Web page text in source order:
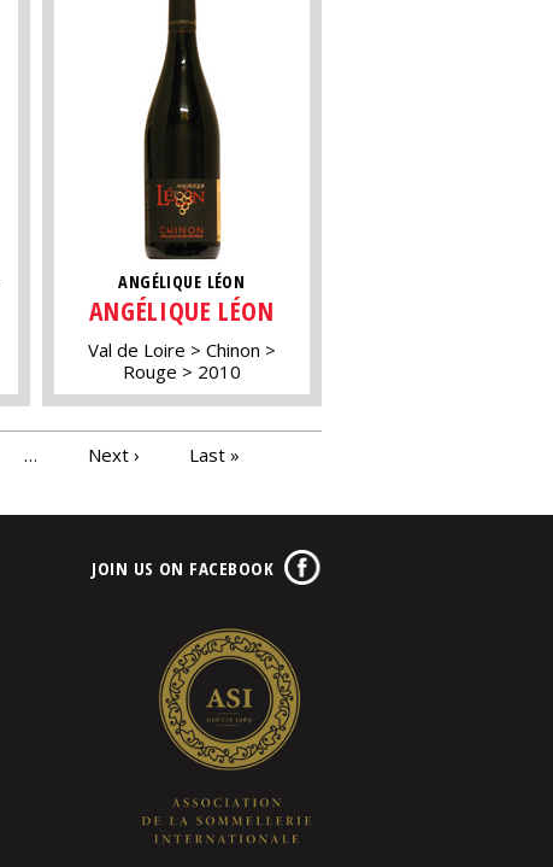
ANGÉLIQUE LÉON
ANGÉLIQUE LÉON
Val de Loire
Chinon
Rouge
2010
… Next › Last »
JOIN US ON FACEBOOK